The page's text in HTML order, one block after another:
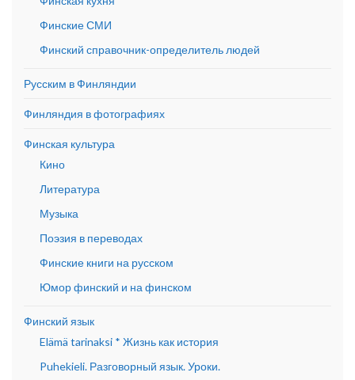
Финские СМИ
Финский справочник-определитель людей
Русским в Финляндии
Финляндия в фотографиях
Финская культура
Кино
Литература
Музыка
Поэзия в переводах
Финские книги на русском
Юмор финский и на финском
Финский язык
Elämä tarinaksi * Жизнь как история
Puhekieli. Разговорный язык. Уроки.